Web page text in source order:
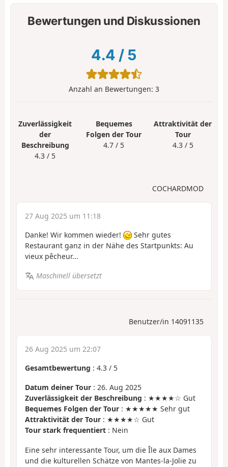
Bewertungen und Diskussionen
4.4 / 5
Anzahl an Bewertungen: 3
Zuverlässigkeit
der
Beschreibung
4.3 / 5
Bequemes
Folgen der Tour
4.7 / 5
Attraktivität der
Tour
4.3 / 5
COCHARDMOD
27 Aug 2025 um 11:18
Danke! Wir kommen wieder!
Sehr gutes
Restaurant ganz in der Nähe des Startpunkts: Au
vieux pêcheur...
Maschinell übersetzt
Benutzer/in 14091135
26 Aug 2025 um 22:07
Gesamtbewertung : 4.3 / 5
Datum deiner Tour : 26. Aug 2025
Zuverlässigkeit der Beschreibung : ★★★★☆ Gut
Bequemes Folgen der Tour : ★★★★★ Sehr gut
Attraktivität der Tour : ★★★★☆ Gut
Tour stark frequentiert : Nein
Eine sehr interessante Tour, um die Île aux Dames
und die kulturellen Schätze von Mantes-la-Jolie zu